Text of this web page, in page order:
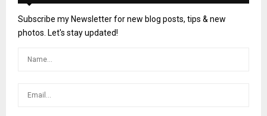
Subscribe my Newsletter for new blog posts, tips & new
photos. Let's stay updated!